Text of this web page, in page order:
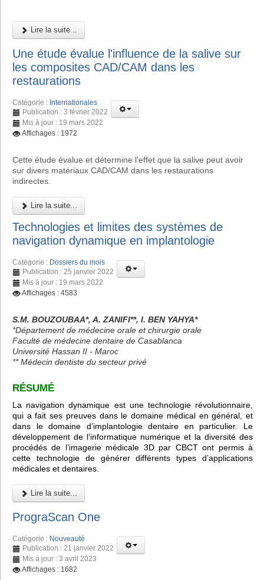
Lire la suite...
Une étude évalue l'influence de la salive sur
les composites CAD/CAM dans les
restaurations
Catégorie : Internationales
Publication : 3 février 2022
Mis à jour : 19 mars 2022
Affichages : 1972
Cette étude évalue et détermine l'effet que la salive peut avoir
sur divers matériaux CAD/CAM dans les restaurations
indirectes.
Lire la suite...
Technologies et limites des systèmes de
navigation dynamique en implantologie
Catégorie : Dossiers du mois
Publication : 25 janvier 2022
Mis à jour : 19 mars 2022
Affichages : 4583
S.M. BOUZOUBAA*, A. ZANIFI**, I. BEN YAHYA*
*Département de médecine orale et chirurgie orale
Faculté de médecine dentaire de Casablanca
Université Hassan II - Maroc
** Médecin dentiste du secteur privé
RÉSUMÉ
La navigation dynamique est une technologie révolutionnaire,
qui a fait ses preuves dans le domaine médical en général, et
dans le domaine d’implantologie dentaire en particulier. Le
développement de l’informatique numérique et la diversité des
procédés de l’imagerie médicale 3D par CBCT ont permis à
cette technologie de générer différents types d’applications
médicales et dentaires.
Lire la suite...
PrograScan One
Catégorie : Nouveauté
Publication : 21 janvier 2022
Mis à jour : 3 avril 2023
Affichages : 1682